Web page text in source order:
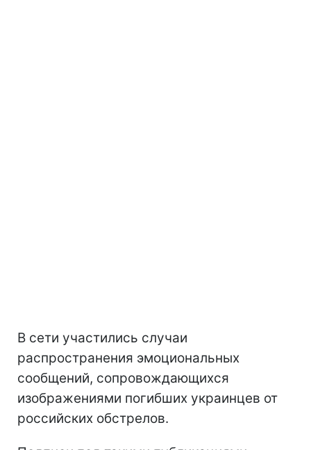
В сети участились случаи
распространения эмоциональных
сообщений, сопровождающихся
изображениями погибших украинцев от
российских обстрелов.